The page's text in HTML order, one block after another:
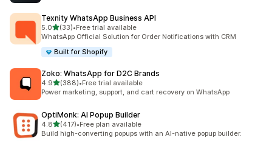
Texnity WhatsApp Business API
5.05つ星中
(33)
合計レビュー数：33件
•Free trial available
WhatsApp Official Solution for Order Notifications with CRM
Built for Shopify
Zoko: WhatsApp for D2C Brands
4.95つ星中
(388)
合計レビュー数：388件
•Free trial available
Power marketing, support, and cart recovery on WhatsApp
OptiMonk: AI Popup Builder
4.85つ星中
(417)
合計レビュー数：417件
•Free plan available
Build high-converting popups with an AI-native popup builder.